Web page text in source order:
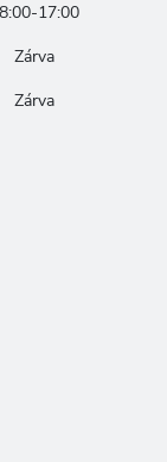
17:00
Zárva
Zárva